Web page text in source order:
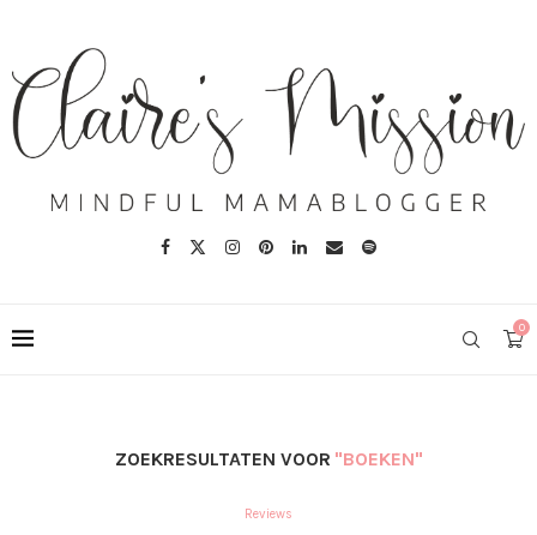
0
ZOEKRESULTATEN VOOR "BOEKEN"
Reviews